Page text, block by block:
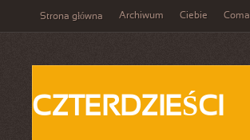
Strona główna Archiwum Ciebie Coma
CZTERDZIEŚCI